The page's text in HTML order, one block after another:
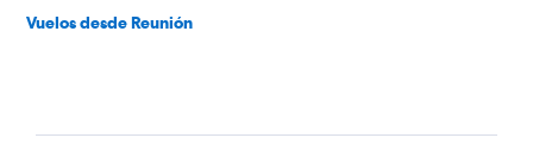
Vuelos desde Reunión